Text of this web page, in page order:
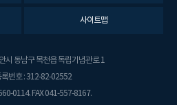
사이트맵
시 동남구 목천읍 독립기념관로 1
번호 : 312-82-02552
0114. FAX 041-557-8167.